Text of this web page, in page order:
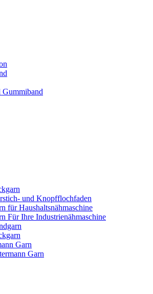
Gummiband
und Knopfflochfaden
für Haushaltsnähmaschine
Für Ihre Industrienähmaschine
Garn
Garn